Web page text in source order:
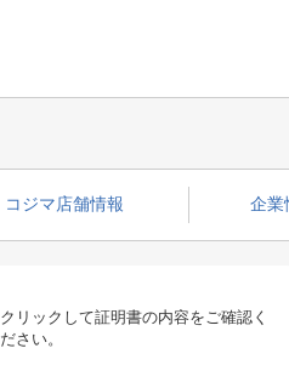
コジマ店舗情報 企業
クリックして証明書の内容をご確認く
ださい。